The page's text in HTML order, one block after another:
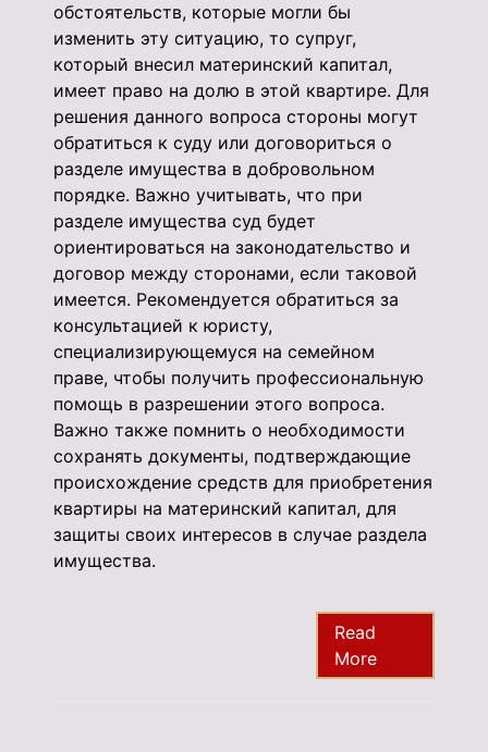
обстоятельств, которые могли бы
изменить эту ситуацию, то супруг,
который внесил материнский капитал,
имеет право на долю в этой квартире. Для
решения данного вопроса стороны могут
обратиться к суду или договориться о
разделе имущества в добровольном
порядке. Важно учитывать, что при
разделе имущества суд будет
ориентироваться на законодательство и
договор между сторонами, если таковой
имеется. Рекомендуется обратиться за
консультацией к юристу,
специализирующемуся на семейном
праве, чтобы получить профессиональную
помощь в разрешении этого вопроса.
Важно также помнить о необходимости
сохранять документы, подтверждающие
происхождение средств для приобретения
квартиры на материнский капитал, для
защиты своих интересов в случае раздела
имущества.
Read
More